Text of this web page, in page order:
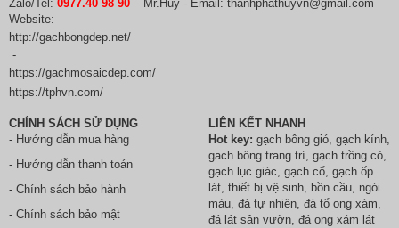
Zalo/Tel: 0977.40 98 90 – Mr.Huy - Email: thanhphathuyvn@gmail.com
Website:
http://gachbongdep.net/
-
https://gachmosaicdep.com/
https://tphvn.com/
CHÍNH SÁCH SỬ DỤNG
- Hướng dẫn mua hàng
- Hướng dẫn thanh toán
- Chính sách bảo hành
- Chính sách bảo mật
LIÊN KẾT NHANH
Hot key: gạch bông gió gạch kính
gach bông trang trí gạch trồng cỏ
gạch lục giác gạch cổ gạch ốp
lát thiết bị vệ sinh , bồn cầu, ngói
màu đá tự nhiên đá tổ ong xám
đá lát sân vườn đá ong xám lát